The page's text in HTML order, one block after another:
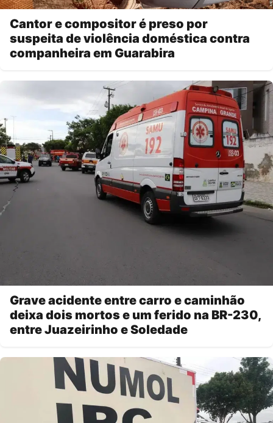
Cantor e compositor é preso por
suspeita de violência doméstica contra
companheira em Guarabira
Grave acidente entre carro e caminhão
deixa dois mortos e um ferido na BR-230,
entre Juazeirinho e Soledade